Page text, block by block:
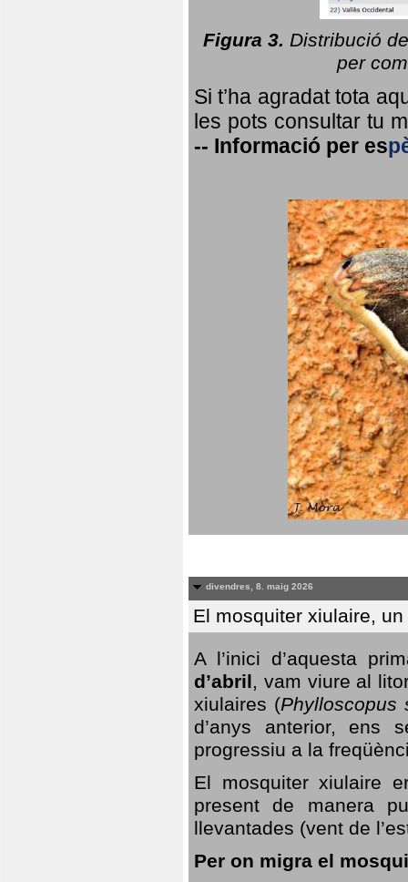
Figura 3. Distribució
per
Si t’ha agradat tota
les pots consultar tu
-- Informació per es
divendres, 8. maig 2026
El mosquiter xiulaire,
A l’inici d’aquesta
d’abril, vam viure al
xiulaires (Phylloscopus
d’anys anterior, ens
progressiu a la
El mosquiter xiulaire
present de manera
llevantades (vent de
Per on migra el